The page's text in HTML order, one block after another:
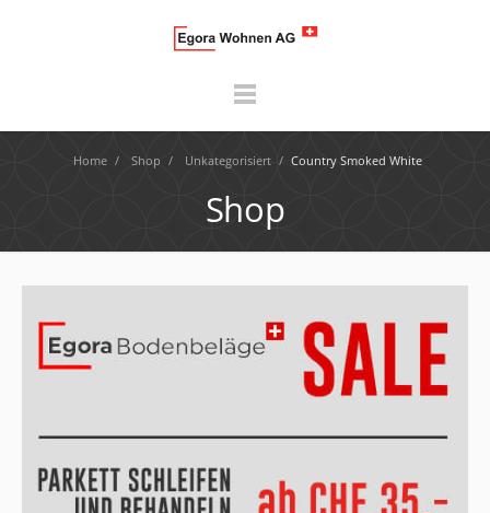
Home / Shop / Unkategorisiert / Country Smoked White
Shop